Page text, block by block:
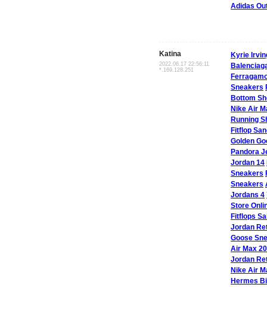
Adidas
Katina
2022.06.17 22:56:11
*.169.128.251
Kyrie
Sneakers
Bottom
Nike Air
Running
Fitflop
Golden
Pandora
Jordan 14
Sneakers
Sneakers
Jordans 4
Store
Fitflops
Jordan
Goose
Air Max
Jordan
Nike Air
Hermes